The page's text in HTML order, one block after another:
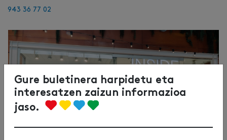
943 36 77 02
Gure buletinera harpidetu eta
interesatzen zaizun informazioa
jaso.